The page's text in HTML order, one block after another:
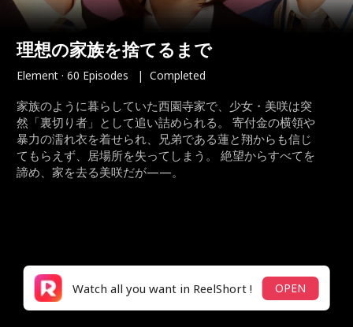
理想の家族を捨てるまで
Element· 60 Episodes | Completed
家族のように暮らしていた西園寺家で、少女・美咲は突
然「裏切り者」として追い詰められる。 寄付金の横領や
暴力の濡れ衣を着せられ、兄弟である蓮と翔からも信じ
てもらえず、居場所を失ってしまう。 絶望からすべてを
諦め、家を去る美咲だが——。
Watch all you want in ReelShort ! OPEN